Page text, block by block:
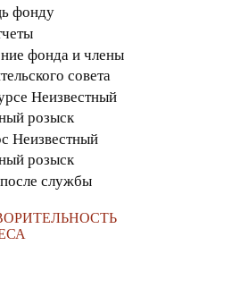
фонду
фонда и члены
совета
Неизвестный
розыск
Неизвестный
розыск
службы